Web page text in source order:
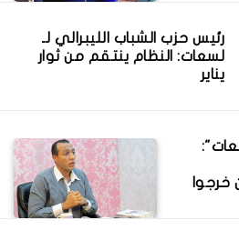
رئيس حزب الشباب الليبرالي لـ
لسعات: النظام ينتقم من ثوار
يناير
خرجوا